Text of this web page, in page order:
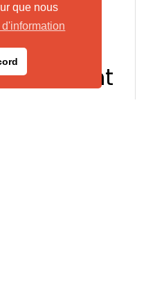
que nous
d'information
: La
des